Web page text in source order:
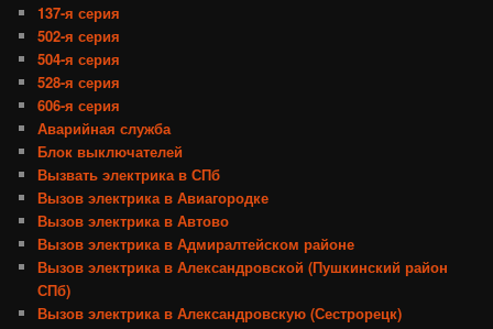
137-я серия
502-я серия
504-я серия
528-я серия
606-я серия
Аварийная служба
Блок выключателей
Вызвать электрика в СПб
Вызов электрика в Авиагородке
Вызов электрика в Автово
Вызов электрика в Адмиралтейском районе
Вызов электрика в Александровской (Пушкинский район
СПб)
Вызов электрика в Александровскую (Сестрорецк)